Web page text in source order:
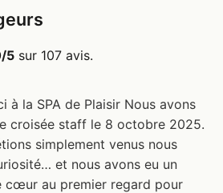
5 sur 107 avis.
à la SPA de Plaisir Nous avons
croisée staff le 8 octobre 2025.
simplement venus nous
et nous avons eu un
cœur au premier regard pour